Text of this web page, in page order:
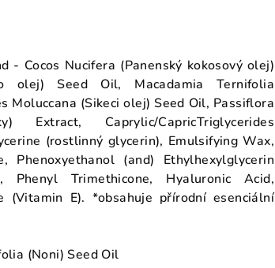
- Cocos Nucifera (Panenský kokosový olej)
olej) Seed Oil, Macadamia Ternifolia
Moluccana (Sikeci olej) Seed Oil, Passiflora
Caprylic/CapricTriglycerides
(rostlinný glycerin), Emulsifying Wax,
Phenoxyethanol (and) Ethylhexylglycerin
Phenyl Trimethicone, Hyaluronic Acid,
(Vitamin E). *obsahuje přírodní esenciální
(Noni) Seed Oil